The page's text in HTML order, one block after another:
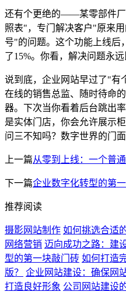
还有个更绝的——某零部件
照表"，专门解决客户"原来
号"的问题。这个功能上线后
了15%。你看，解决问题永远
说到底，企业网站早过了"有
在线的销售总监、随时待命
器。下次当你看着后台跳出
是实体门店，你会允许展示
问三不知吗？数字世界的门
上一篇从零到上线：一个普
下一篇企业数字化转型的第
推荐阅读
摄影网站制作 如何挑选合适
网络营销 迈向成功之路：建
型的第一块敲门砖 如何打造
版？
企业网站建设：确保网
打造良好形象 公司网站建设